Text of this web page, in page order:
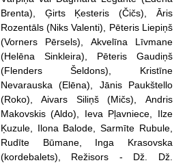
Brenta), Ģirts Ķesteris (Čičs), Āris
Rozentāls (Niks Valenti), Pēteris Liepiņš
(Vorners Pērsels), Akvelīna Līvmane
(Helēna Sinkleira), Pēteris Gaudiņš
(Flenders Šeldons), Kristīne
Nevarauska (Elēna), Jānis Paukštello
(Roko), Aivars Siliņš (Mičs), Andris
Makovskis (Aldo), Ieva Pļavniece, Ilze
Ķuzule, Ilona Balode, Sarmīte Rubule,
Rudīte Būmane, Inga Krasovska
(kordebalets), Režisors - Dž. Dž.